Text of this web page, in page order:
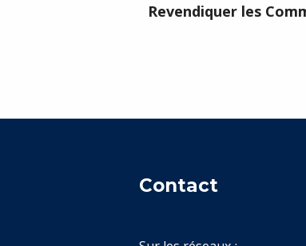
Revendiquer les
Contact